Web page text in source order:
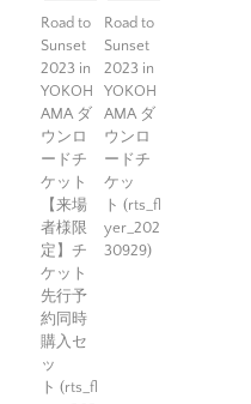
Road to
Sunset
2023 in
YOKOH
AMA ダ
ウンロ
ードチ
ケット
【来場
者様限
定】チ
ケット
先行予
約同時
購入セ
ッ
ト (rts_fl
Road to
Sunset
2023 in
YOKOH
AMA ダ
ウンロ
ードチ
ケッ
ト (rts_fl
yer_202
30929)